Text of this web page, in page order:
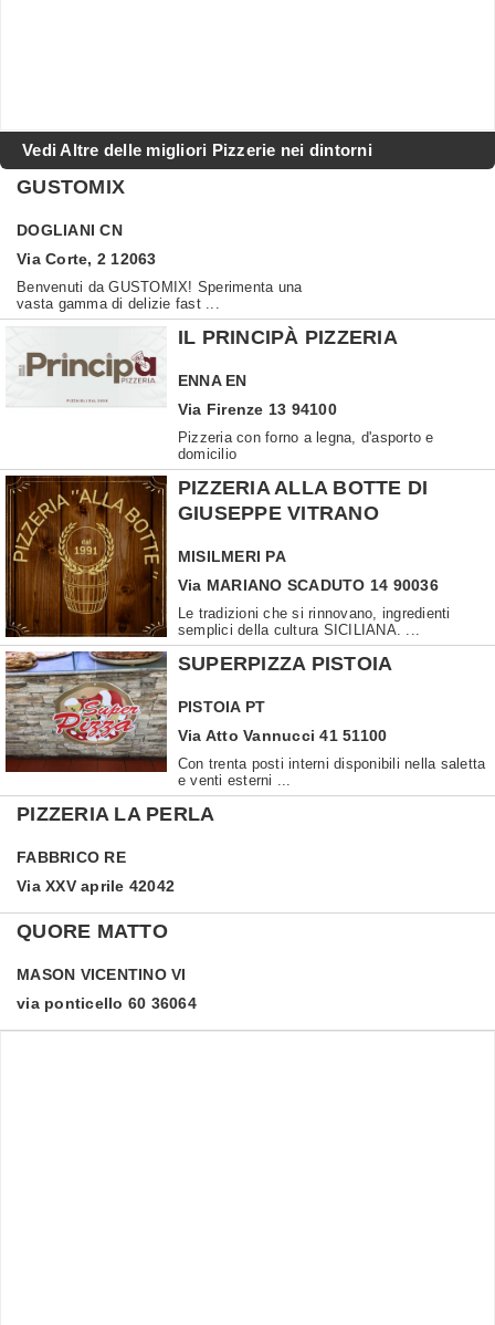
Vedi Altre delle migliori Pizzerie nei dintorni
GUSTOMIX
DOGLIANI CN
Via Corte, 2 12063
Benvenuti da GUSTOMIX! Sperimenta una
vasta gamma di delizie fast ...
IL PRINCIPÀ PIZZERIA
ENNA EN
Via Firenze 13 94100
Pizzeria con forno a legna, d'asporto e
domicilio
PIZZERIA ALLA BOTTE DI
GIUSEPPE VITRANO
MISILMERI PA
Via MARIANO SCADUTO 14 90036
Le tradizioni che si rinnovano, ingredienti
semplici della cultura SICILIANA. ...
SUPERPIZZA PISTOIA
PISTOIA PT
Via Atto Vannucci 41 51100
Con trenta posti interni disponibili nella saletta
e venti esterni ...
PIZZERIA LA PERLA
FABBRICO RE
Via XXV aprile 42042
QUORE MATTO
MASON VICENTINO VI
via ponticello 60 36064